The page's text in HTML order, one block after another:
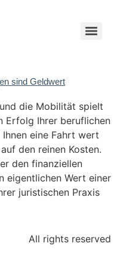
sind Geldwert
die Mobilität spielt
Erfolg Ihrer beruflichen
eine Fahrt wert
den reinen Kosten.
den finanziellen
eigentlichen Wert einer
juristischen Praxis
All rights reserved